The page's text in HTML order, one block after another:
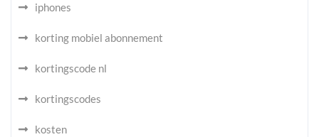
iphones
korting mobiel abonnement
kortingscode nl
kortingscodes
kosten